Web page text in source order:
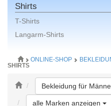
Shirts
T-Shirts
Langarm-Shirts
ONLINE-SHOP
SHIRTS
Bekleidung für
alle Marken anzeigen